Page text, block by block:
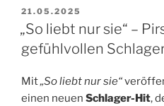
VERÖFFENTLICHT
AM
21.05.2025
„So liebt nur sie“ –
gefühlvollen
Mit„So liebt nur sie“
einen neuen Schlager-Hit,